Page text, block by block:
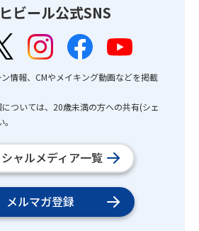
ビール公式SNS
情報、CMやメイキング動画などを掲載
ついては、20歳未満の方への共有(シェ
ャルメディア一覧
メルマガ登録